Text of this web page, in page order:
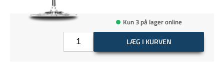
Kun 3 på lager online
LÆG I KURVEN